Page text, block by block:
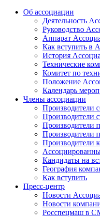
Об ассоциации
Деятельность
Руководство
Аппарат
Как вступить в
История
Технические
Комитет по
Положение
Календарь
Члены ассоциации
Производители
Производители
Производители
Производители
Производители
Кандидаты на
География
Как вступить
Пресс-центр
Новости
Новости
Росспецмаш в